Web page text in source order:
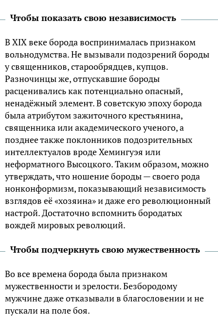
Чтобы показать свою независимость
В XIX веке борода воспринималась признаком
вольнодумства. Не вызывали подозрений бороды
у священников, старообрядцев, купцов.
Разночинцы же, отпускавшие бороды
расценивались как потенциально опасный,
ненадёжный элемент. В советскую эпоху борода
была атрибутом зажиточного крестьянина,
священника или академического ученого, а
позднее также поклонников подозрительных
интеллектуалов вроде Хемингуэя или
неформатного Высоцкого. Таким образом, можно
утверждать, что ношение бороды — своего рода
нонконформизм, показывающий независимость
взглядов её «хозяина» и даже его революционный
настрой. Достаточно вспомнить бородатых
вождей мировых революций.
Чтобы подчеркнуть свою мужественность
Во все времена борода была признаком
мужественности и зрелости. Безбородому
мужчине даже отказывали в благословении и не
пускали на поле боя.